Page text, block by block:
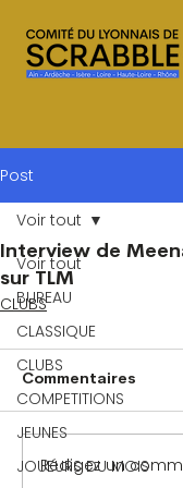
Post
Voir tout
BUREAU
CLASSIQUE
CLUBS
COMPETITIONS
JEUNES
JOUEURS DU MOIS
Voir tout
Interview de
sur TLM
CLUBS
Commentaires
Rédigez un